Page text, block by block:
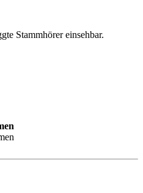
Stammhörer einsehbar.